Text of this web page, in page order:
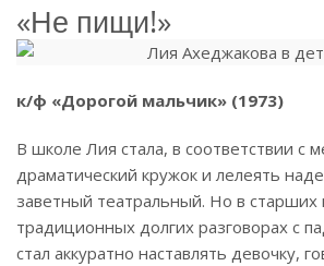
«Не пищи!»
к/ф «Дорогой мальчик» (1973)
В школе Лия стала, в соответствии с
драматический кружок и лелеять
заветный театральный. Но в старших
традиционных долгих разговорах с
стал аккуратно наставлять девочку,